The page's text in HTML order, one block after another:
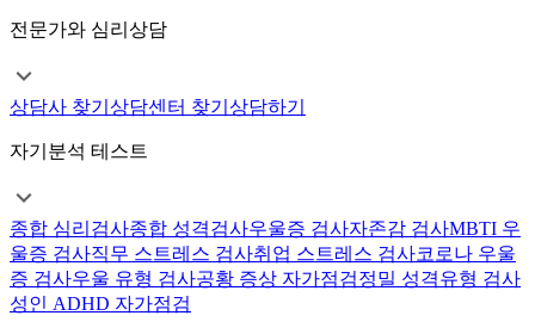
전문가와 심리상담
상담사 찾기 상담센터 찾기 상담하기
자기분석 테스트
종합 심리검사종합 성격검사우울증 검사자존감 검사MBTI 우
울증 검사직무 스트레스 검사취업 스트레스 검사코로나 우울
증 검사우울 유형 검사공황 증상 자가점검정밀 성격유형 검사
성인 ADHD 자가점검